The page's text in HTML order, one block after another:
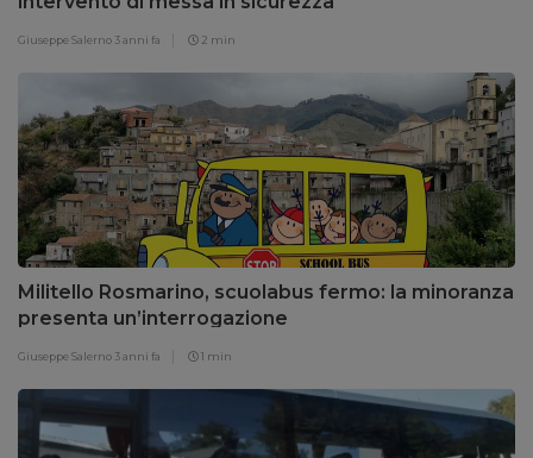
Giuseppe Salerno 3 anni fa 2 min
Militello Rosmarino, scuolabus fermo: la minoranza
presenta un’interrogazione
Giuseppe Salerno 3 anni fa 1 min